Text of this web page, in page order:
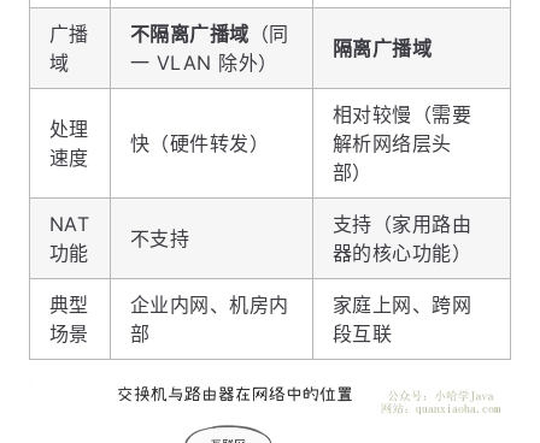
广播
域
不隔离广播域 （同
一 VLAN 除外）
隔离广播域
处理
速度
快（硬件转发）
相对较慢（需要
解析网络层头
部）
NAT
功能
不支持
支持（家用路由
器的核心功能）
典型
场景
企业内网、机房内
部
家庭上网、跨网
段互联